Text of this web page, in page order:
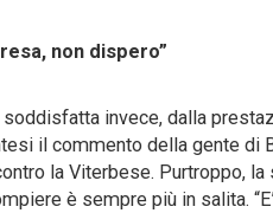
non dispero”
soddisfatta invece, dalla
il commento della gente di
la Viterbese. Purtroppo,
è sempre più in salita.